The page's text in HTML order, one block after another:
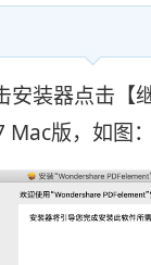
安装器点击【
版，如图：